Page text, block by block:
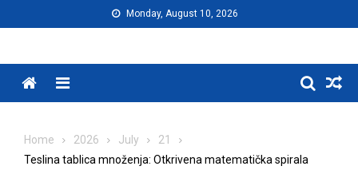
to
Monday, August 10, 2026
Menu
Home 2026 July
21
Teslina tablica množenja: Otkrivena matematička spirala